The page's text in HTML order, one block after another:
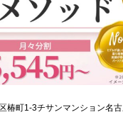
椿町1-3チサンマンション名